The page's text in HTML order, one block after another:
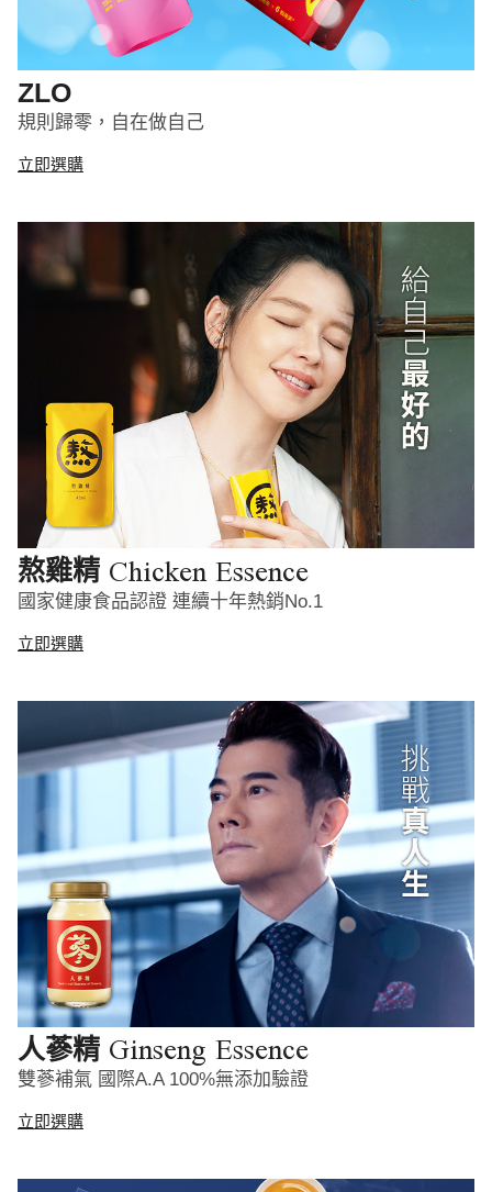
ZLO
規則歸零，自在做自己
立即選購
熬雞精 Chicken Essence
國家健康食品認證 連續十年熱銷No.1
立即選購
人蔘精 Ginseng Essence
雙蔘補氣 國際A.A 100%無添加驗證
立即選購